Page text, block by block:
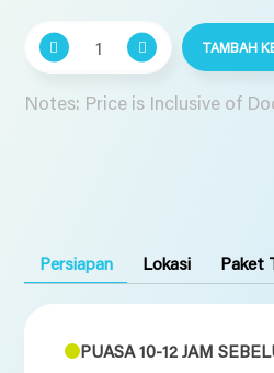
Kuantitas
Comprehensive
(Laki-
TAMBAH
Notes: Price is Inclusive of
Persiapan Lokasi Paket
PUASA 10-12 JAM